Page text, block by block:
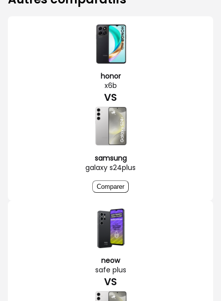
honor
x6b
VS
samsung
galaxy s24plus
Comparer
neow
safe plus
VS